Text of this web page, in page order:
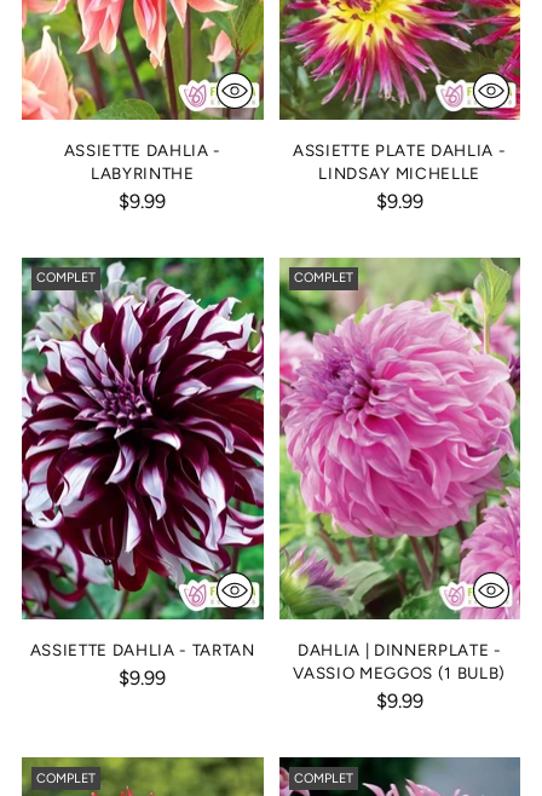
ASSIETTE DAHLIA -
LABYRINTHE
$9.99
ASSIETTE PLATE DAHLIA -
LINDSAY MICHELLE
$9.99
COMPLET
ASSIETTE DAHLIA - TARTAN
$9.99
COMPLET
DAHLIA | DINNERPLATE -
VASSIO MEGGOS (1 BULB)
$9.99
COMPLET COMPLET